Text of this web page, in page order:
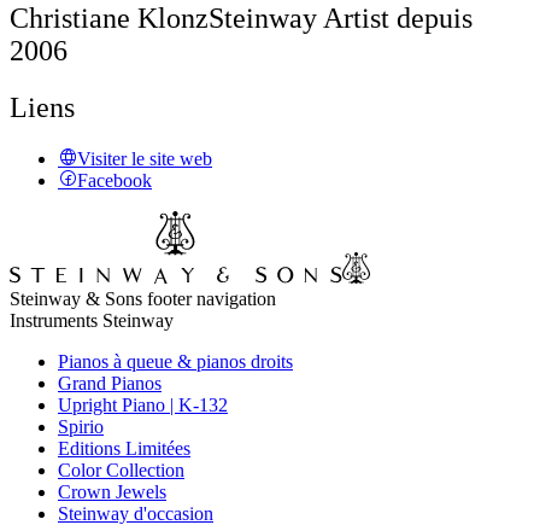
Christiane KlonzSteinway Artist depuis
2006
Liens
Visiter le site web
Facebook
Steinway & Sons footer navigation
Instruments Steinway
Pianos à queue & pianos droits
Grand Pianos
Upright Piano | K-132
Spirio
Editions Limitées
Color Collection
Crown Jewels
Steinway d'occasion